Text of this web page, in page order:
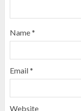
Name*
Email*
Website